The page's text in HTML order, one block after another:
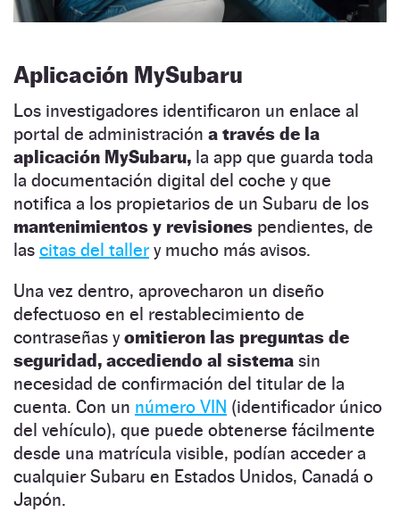
Aplicación MySubaru
Los investigadores identificaron un enlace al
portal de administración a través de la
aplicación MySubaru, la app que guarda toda
la documentación digital del coche y que
notifica a los propietarios de un Subaru de los
mantenimientos y revisiones pendientes, de
las citas del taller y mucho más avisos.
Una vez dentro, aprovecharon un diseño
defectuoso en el restablecimiento de
contraseñas yomitieron las preguntas de
seguridad, accediendo al sistema sin
necesidad de confirmación del titular de la
cuenta. Con un número VIN (identificador único
del vehículo), que puede obtenerse fácilmente
desde una matrícula visible, podían acceder a
cualquier Subaru en Estados Unidos, Canadá o
Japón.